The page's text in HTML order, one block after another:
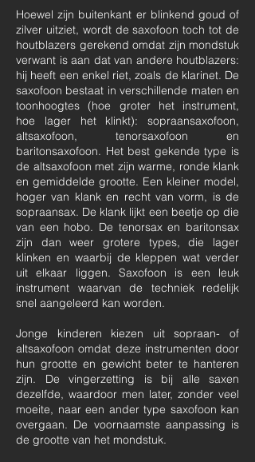
Hoewel zijn buitenkant er blinkend goud of
zilver uitziet, wordt de saxofoon toch tot de
houtblazers gerekend omdat zijn mondstuk
verwant is aan dat van andere houtblazers:
hij heeft een enkel riet, zoals de klarinet. De
saxofoon bestaat in verschillende maten en
toonhoogtes (hoe groter het instrument,
hoe lager het klinkt): sopraansaxofoon,
altsaxofoon, tenorsaxofoon en
baritonsaxofoon. Het best gekende type is
de altsaxofoon met zijn warme, ronde klank
en gemiddelde grootte. Een kleiner model,
hoger van klank en recht van vorm, is de
sopraansax. De klank lijkt een beetje op die
van een hobo. De tenorsax en baritonsax
zijn dan weer grotere types, die lager
klinken en waarbij de kleppen wat verder
uit elkaar liggen. Saxofoon is een leuk
instrument waarvan de techniek redelijk
snel aangeleerd kan worden.
Jonge kinderen kiezen uit sopraan- of
altsaxofoon omdat deze instrumenten door
hun grootte en gewicht beter te hanteren
zijn. De vingerzetting is bij alle saxen
dezelfde, waardoor men later, zonder veel
moeite, naar een ander type saxofoon kan
overgaan. De voornaamste aanpassing is
de grootte van het mondstuk.